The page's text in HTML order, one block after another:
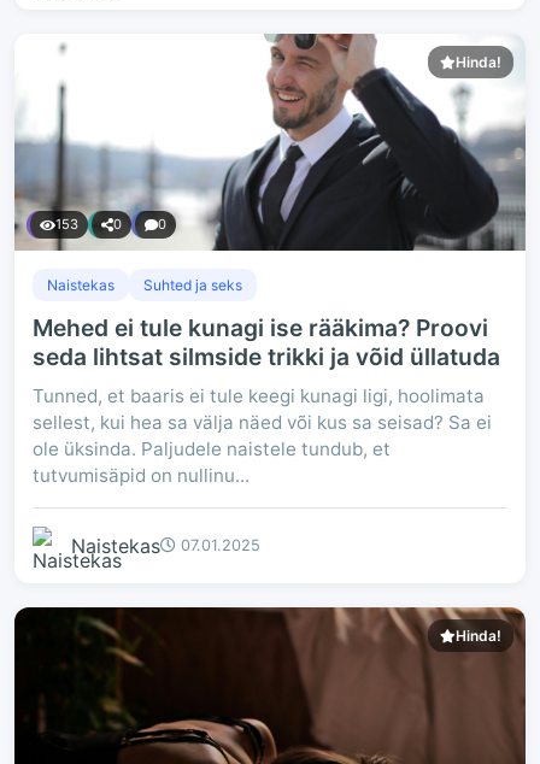
Hinda!
153 0 0
Naistekas Suhted ja seks
Mehed ei tule kunagi ise rääkima? Proovi
seda lihtsat silmside trikki ja võid üllatuda
Tunned, et baaris ei tule keegi kunagi ligi, hoolimata
sellest, kui hea sa välja näed või kus sa seisad? Sa ei
ole üksinda. Paljudele naistele tundub, et
tutvumisäpid on nullinu...
Naistekas 07.01.2025
Hinda!